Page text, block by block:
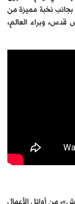
نخبة مميزة من
وبراء العالم،
من أوائل الأعمال